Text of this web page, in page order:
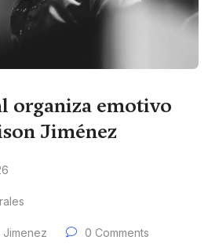
organiza emotivo
Jiménez
Jimenez 0 Comments